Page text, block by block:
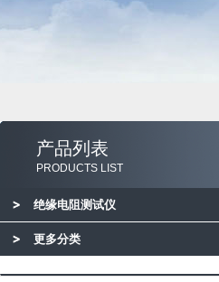
产品列表
PRODUCTS LIST
绝缘电阻测试仪
更多分类